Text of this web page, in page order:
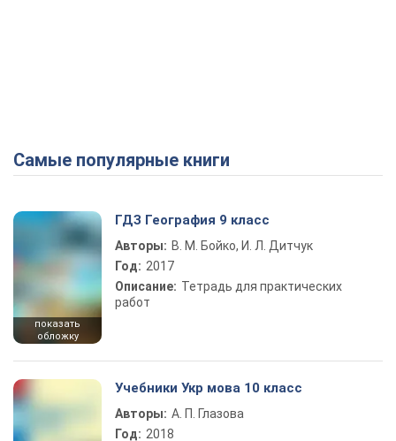
Самые популярные книги
показать
обложку
ГДЗ География 9 класс
Авторы: В. М. Бойко, И. Л. Дитчук
Год: 2017
Описание: Тетрадь для практических
работ
Учебники Укр мова 10 класс
Авторы: А. П. Глазова
Год: 2018